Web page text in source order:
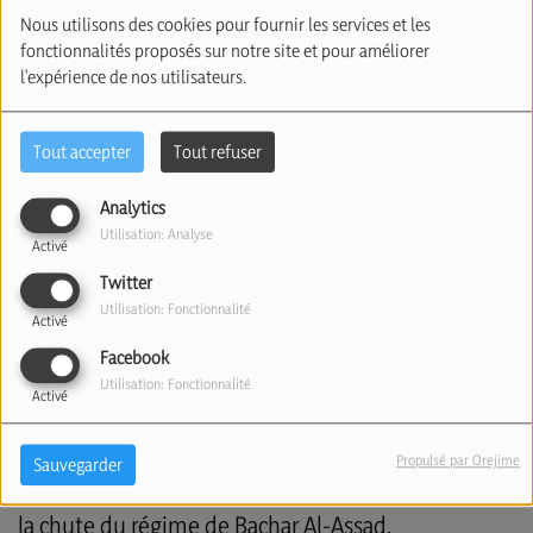
Nous utilisons des cookies pour fournir les services et les
fonctionnalités proposés sur notre site et pour améliorer
l'expérience de nos utilisateurs.
Tout accepter Tout refuser
Analytics
Activé
Utilisation: Analyse
Twitter
Activé
Utilisation: Fonctionnalité
Facebook
Activé
Utilisation: Fonctionnalité
Sauvegarder Propulsé par Orejime
La visite du Président Macron en Syrie ne passe pas
inaperçue.C’est la première fois qu’un dirigeant
d’un grand pays européen se rend à Damas depuis
la chute du régime de Bachar Al-Assad.